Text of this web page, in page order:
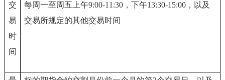
交
易
时
间
每周一至周五上午9:00-11:30，下午13:30-15:00，以及
交易所规定的其他交易时间